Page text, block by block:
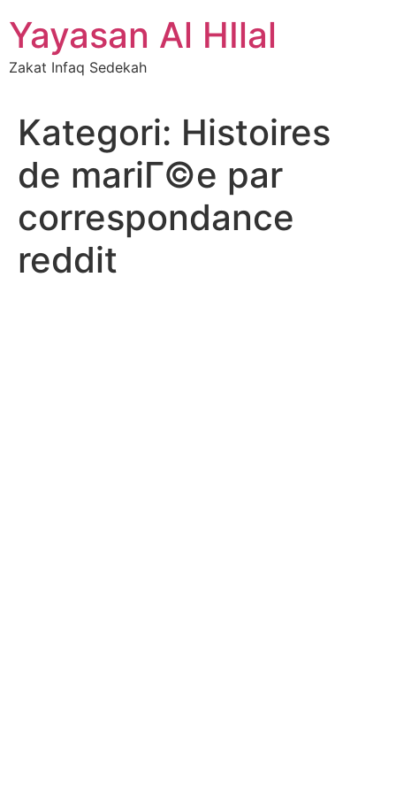
to
content
Yayasan Al HIlal
Zakat Infaq Sedekah
Kategori: Histoires
de mariГ©e par
correspondance
reddit